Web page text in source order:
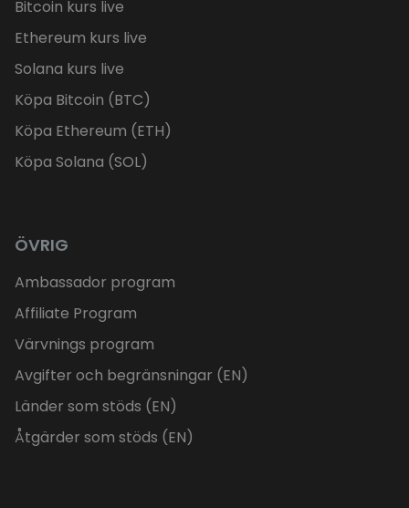
Bitcoin kurs live
Ethereum kurs live
Solana kurs live
Köpa Bitcoin (BTC)
Köpa Ethereum (ETH)
Köpa Solana (SOL)
ÖVRIG
Ambassador program
Affiliate Program
Värvnings program
Avgifter och begränsningar (EN)
Länder som stöds (EN)
Åtgärder som stöds (EN)